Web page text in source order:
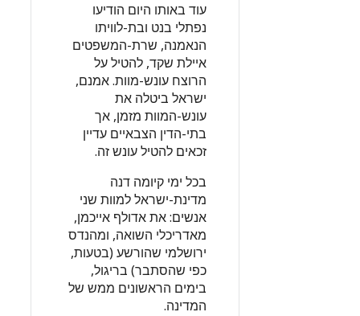
עוד באותו היום הודיעו
נפתלי בנט ובת-לוויתו
הנאמנה, שרת-המשפטים
איילת שקד, להטיל על
הרוצח עונש-מוות. אמנם,
ישראל ביטלה את
עונש-המוות מזמן, אך
בתי-הדין הצבאיים עדיין
זכאים להטיל עונש זה.
בכל ימי קיומה דנה
מדינת-ישראל למוות שני
אנשים: את אדולף אייכמן,
מאדריכלי השואה, ומהנדס
ירושלמי שהורשע (בטעות,
כפי שהסתבר) בריגול,
בימים הראשונים ממש של
המדינה.